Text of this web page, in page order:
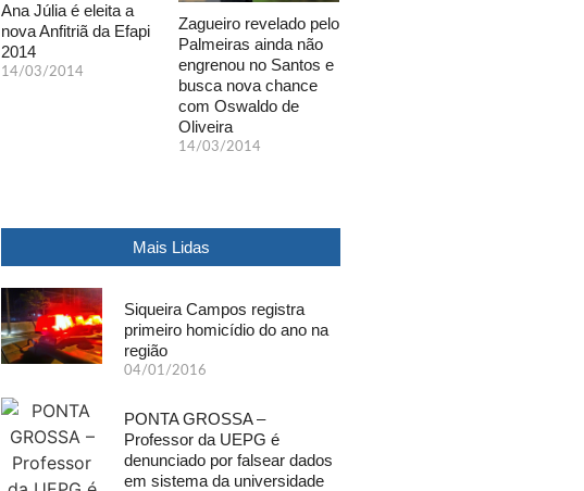
Ana Júlia é eleita a
nova Anfitriã da Efapi
2014
14/03/2014
Zagueiro revelado pelo
Palmeiras ainda não
engrenou no Santos e
busca nova chance
com Oswaldo de
Oliveira
14/03/2014
Mais Lidas
Siqueira Campos registra
primeiro homicídio do ano na
região
04/01/2016
PONTA GROSSA –
Professor da UEPG é
denunciado por falsear dados
em sistema da universidade